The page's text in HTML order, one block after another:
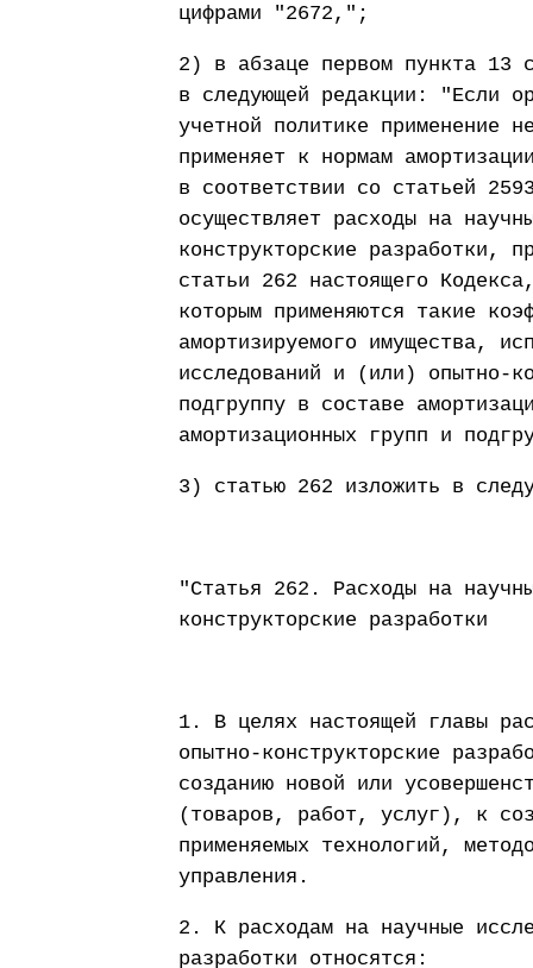
цифрами "2672,";
2) в абзаце первом пункта 13
в следующей редакции: "Если
учетной политике применение
применяет к нормам
в соответствии со статьей
осуществляет расходы на
конструкторские разработки,
статьи 262 настоящего
которым применяются такие
амортизируемого имущества,
исследований и (или) опытно-
подгруппу в составе
амортизационных групп и
3) статью 262 изложить в
"Статья 262. Расходы на
конструкторские разработки
1. В целях настоящей главы
опытно-конструкторские
созданию новой или
(товаров, работ, услуг), к
применяемых технологий,
управления.
2. К расходам на научные
разработки относятся: